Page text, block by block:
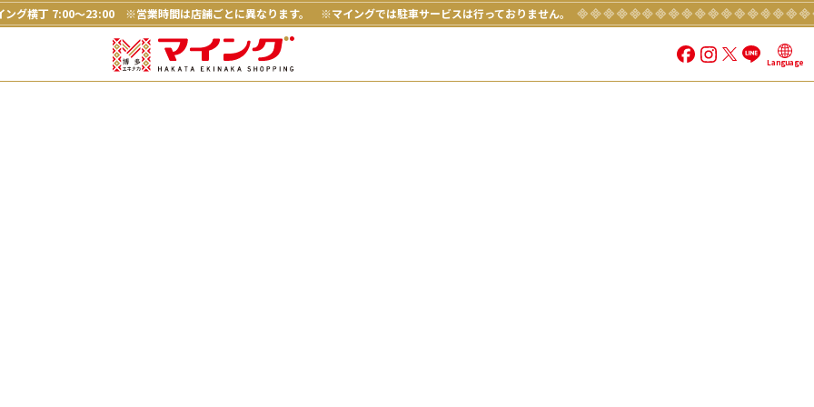
Language
ング横丁 7:00～23:00 ※営業時間は店舗ごとに異なります。 ※マイングでは駐車サービスは行っておりません。